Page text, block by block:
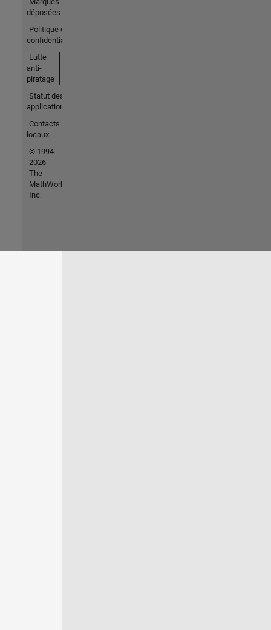
déposées
Politique de
confidentialité
Lutte
anti-
piratage
Statut des
applications
Contacts
locaux
© 1994-
2026
The
MathWorks,
Inc.